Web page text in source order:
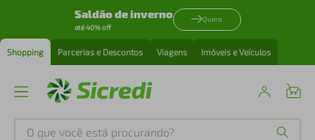
Saldão de inverno
até 40% off
Quero
Shopping Parcerias e Descontos Viagens Imóveis e Veículos
O que você está procurando?